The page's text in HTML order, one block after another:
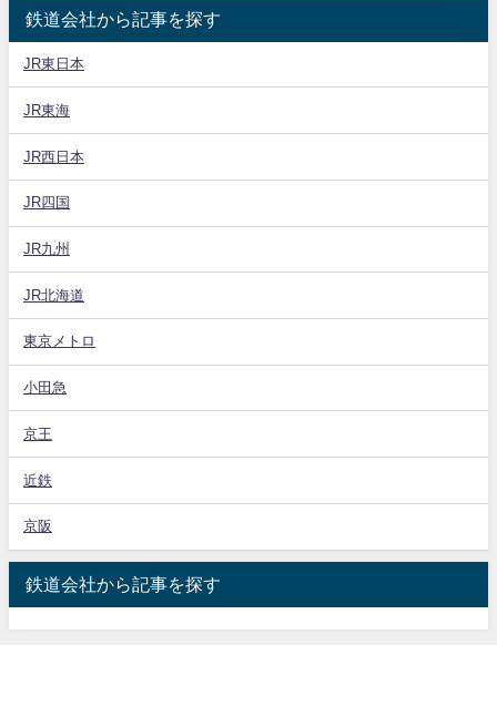
鉄道会社から記事を探す
JR東日本
JR東海
JR西日本
JR四国
JR九州
JR北海道
東京メトロ
小田急
京王
近鉄
京阪
鉄道会社から記事を探す